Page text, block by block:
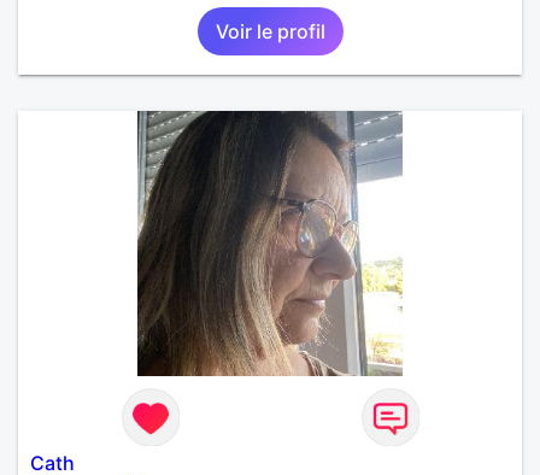
Voir le profil
Cath